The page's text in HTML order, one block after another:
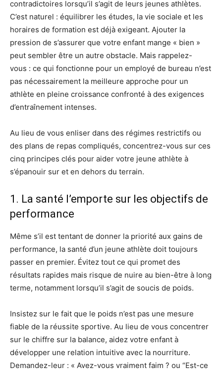
contradictoires lorsqu’il s’agit de leurs jeunes athlètes.
C’est naturel : équilibrer les études, la vie sociale et les
horaires de formation est déjà exigeant. Ajouter la
pression de s’assurer que votre enfant mange « bien »
peut sembler être un autre obstacle. Mais rappelez-
vous : ce qui fonctionne pour un employé de bureau n’est
pas nécessairement la meilleure approche pour un
athlète en pleine croissance confronté à des exigences
d’entraînement intenses.
Au lieu de vous enliser dans des régimes restrictifs ou
des plans de repas compliqués, concentrez-vous sur ces
cinq principes clés pour aider votre jeune athlète à
s’épanouir sur et en dehors du terrain.
1. La santé l’emporte sur les objectifs de
performance
Même s’il est tentant de donner la priorité aux gains de
performance, la santé d’un jeune athlète doit toujours
passer en premier. Évitez tout ce qui promet des
résultats rapides mais risque de nuire au bien-être à long
terme, notamment lorsqu’il s’agit de soucis de poids.
Insistez sur le fait que le poids n’est pas une mesure
fiable de la réussite sportive. Au lieu de vous concentrer
sur le chiffre sur la balance, aidez votre enfant à
développer une relation intuitive avec la nourriture.
Demandez-leur : « Avez-vous vraiment faim ? ou “Est-ce